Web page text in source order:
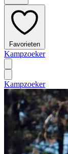
Favorieten
Kampzoeker
Kampzoeker